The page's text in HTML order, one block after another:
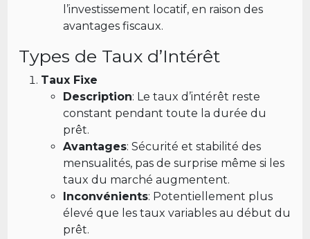
l’investissement locatif, en raison des
avantages fiscaux.
Types de Taux d’Intérêt
Taux Fixe
Description: Le taux d’intérêt reste
constant pendant toute la durée du
prêt.
Avantages: Sécurité et stabilité des
mensualités, pas de surprise même si les
taux du marché augmentent.
Inconvénients: Potentiellement plus
élevé que les taux variables au début du
prêt.